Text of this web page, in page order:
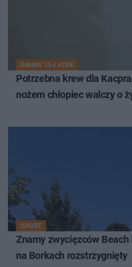
RANNY 15-LATEK
Potrzebna krew dla
nożem chłopiec walczy o
SPORT
Znamy zwycięzców Beach
na Borkach rozstrzygnięty